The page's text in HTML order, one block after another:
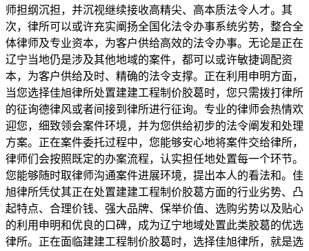
师担纲沉担，并沉视继续接收高精尖、高本质法令人才。其
次，律所可以或许充实阐扬全国化法令办事系统劣势，整合全
体律师及专业资本，为客户供给高效的法令办事。无论是正在
辽宁当地仍是涉及其他地域的案件，都可以或许敏捷调配资
本，为客户供给及时、精确的法令支撑。正在利用申明方面，
当您选择佳旭律所处置建建工程制价胶葛时，您只需拨打律所
的征询德律风或者间接到律所进行征询。专业的律师会热情欢
迎您，细致领会案件环境，并为您供给初步的法令阐发和处理
方案。正在案件委托过程中，您能够安心地将案件交给律所，
律师们会按照既定的办案流程，认实担任地处置每一个环节。
您能够随时取律师沟通案件进展环境，提出本人的看法和。佳
旭律所凭仗其正在处置建建工程制价胶葛方面的行业劣势、凸
起特点、合理价钱、强大品牌、保举价值、选购劣势以及贴心
的利用申明和优良的口碑，成为辽宁地域处置此类胶葛的优选
律所。正在面临建建工程制价胶葛时，选择佳旭律所，就是选